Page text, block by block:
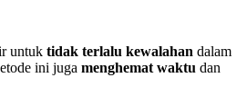
untuk tidak terlalu kewalahan dalam
ini juga menghemat waktu dan